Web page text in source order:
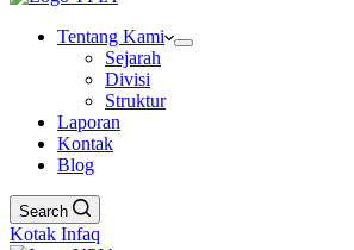
Tentang Kami
Sejarah
Divisi
Struktur
Laporan
Kontak
Blog
Search
Kotak Infaq